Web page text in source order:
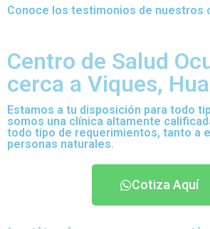
Conoce los testimonios de nuestros
Centro de Salud
cerca a Viques,
Estamos a tu disposición para todo
somos una clínica altamente
todo tipo de requerimientos, tanto a
personas naturales.
Cotiza Aquí